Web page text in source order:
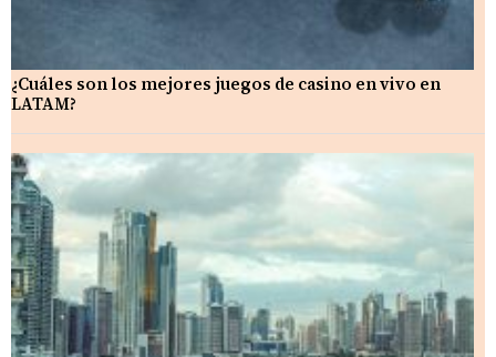
¿Cuáles son los mejores juegos de casino en vivo en
LATAM?